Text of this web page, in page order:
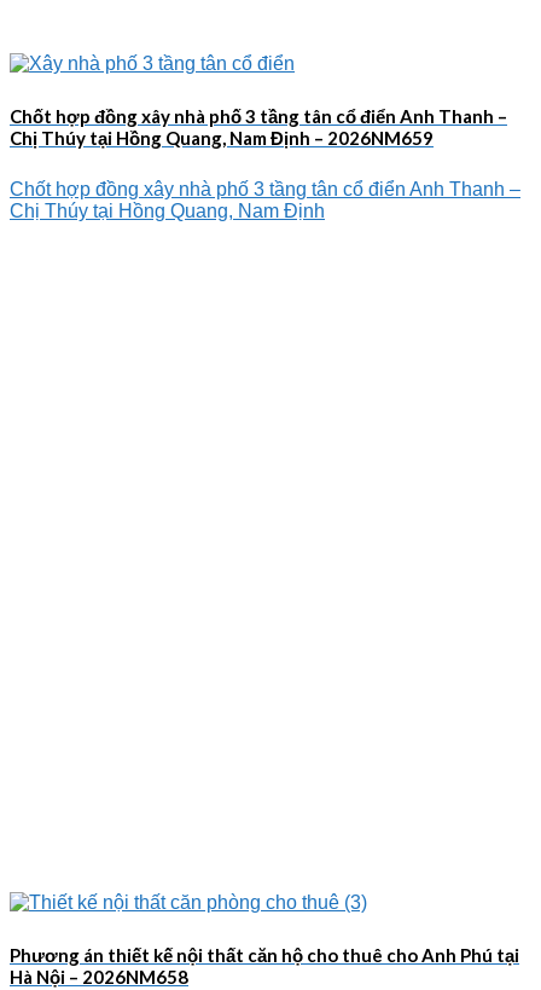
Chốt hợp đồng xây nhà phố 3 tầng tân cổ điển Anh Thanh –
Chị Thúy tại Hồng Quang, Nam Định – 2026NM659
Chốt hợp đồng xây nhà phố 3 tầng tân cổ điển Anh Thanh –
Chị Thúy tại Hồng Quang, Nam Định
Phương án thiết kế nội thất căn hộ cho thuê cho Anh Phú tại
Hà Nội – 2026NM658